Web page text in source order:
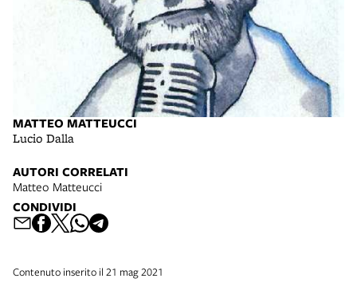
MATTEO MATTEUCCI
Lucio Dalla
AUTORI CORRELATI
Matteo Matteucci
CONDIVIDI
Contenuto inserito il 21 mag 2021